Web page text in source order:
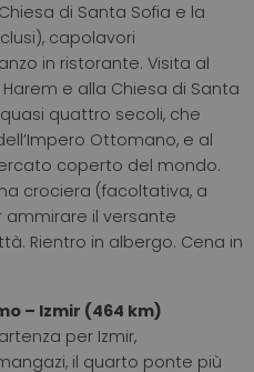
di Santa Sofia e la
capolavori
in ristorante. Visita al
e alla Chiesa di Santa
quattro secoli, che
Ottomano, e al
coperto del mondo.
crociera (facoltativa, a
ammirare il versante
Rientro in albergo. Cena in
– Izmir (464 km)
per Izmir,
il quarto ponte più